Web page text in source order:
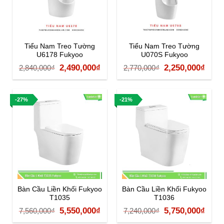
Tiểu Nam Treo Tường
U6178 Fukyoo
2,840,000₫ Giá
gốc
2,490,000₫
hiện
tại
Tiểu Nam Treo Tường
U070S Fukyoo
2,770,000₫ Giá
gốc
2,770,000₫.
2,250,000₫
hiện
tại
-27%
Bàn Cầu Liền Khối Fukyoo
T1035
7,560,000₫ Giá
5,550,000₫
-21%
Bàn Cầu Liền Khối Fukyoo
T1036
7,240,000₫ Giá
5,750,000₫